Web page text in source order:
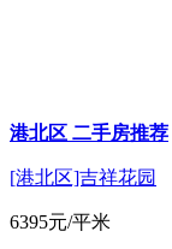
港北区 二手房推荐
[港北区]吉祥花园
6395元/平米